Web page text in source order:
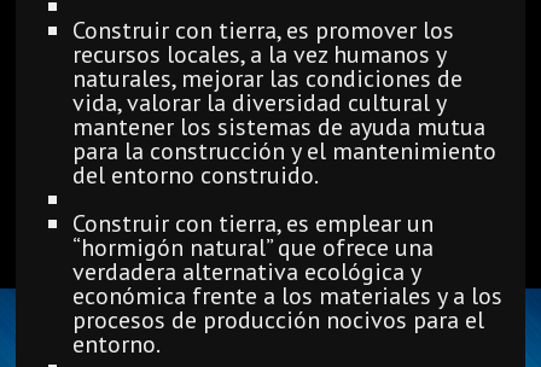
Construir con tierra, es promover los
recursos locales, a la vez humanos y
naturales, mejorar las condiciones de
vida, valorar la diversidad cultural y
mantener los sistemas de ayuda mutua
para la construcción y el mantenimiento
del entorno construido.
Construir con tierra, es emplear un
“hormigón natural” que ofrece una
verdadera alternativa ecológica y
económica frente a los materiales y a los
procesos de producción nocivos para el
entorno.